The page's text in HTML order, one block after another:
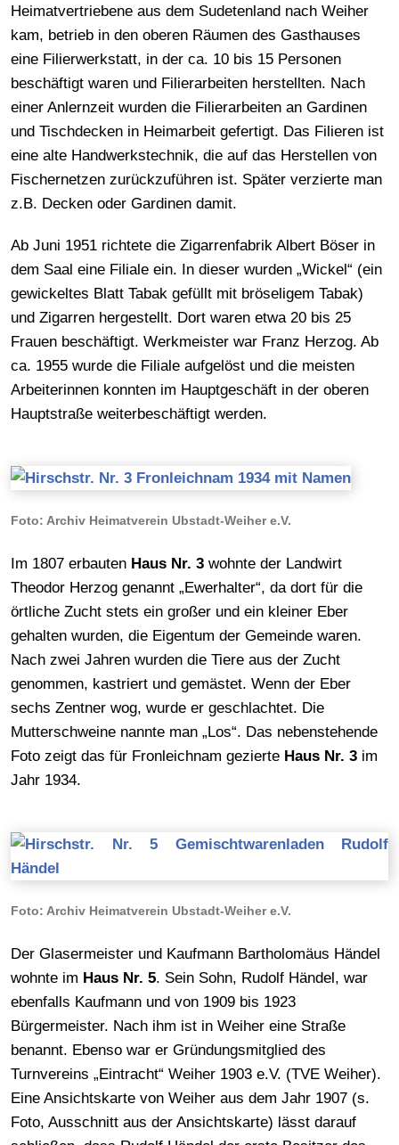
Heimatvertriebene aus dem Sudetenland nach Weiher
kam, betrieb in den oberen Räumen des Gasthauses
eine Filierwerkstatt, in der ca. 10 bis 15 Personen
beschäftigt waren und Filierarbeiten herstellten. Nach
einer Anlernzeit wurden die Filierarbeiten an Gardinen
und Tischdecken in Heimarbeit gefertigt. Das Filieren ist
eine alte Handwerkstechnik, die auf das Herstellen von
Fischernetzen zurückzuführen ist. Später verzierte man
z.B. Decken oder Gardinen damit.
Ab Juni 1951 richtete die Zigarrenfabrik Albert Böser in
dem Saal eine Filiale ein. In dieser wurden „Wickel“ (ein
gewickeltes Blatt Tabak gefüllt mit bröseligem Tabak)
und Zigarren hergestellt. Dort waren etwa 20 bis 25
Frauen beschäftigt. Werkmeister war Franz Herzog. Ab
ca. 1955 wurde die Filiale aufgelöst und die meisten
Arbeiterinnen konnten im Hauptgeschäft in der oberen
Hauptstraße weiterbeschäftigt werden.
Foto: Archiv Heimatverein Ubstadt-Weiher e.V.
Im 1807 erbauten Haus Nr. 3 wohnte der Landwirt
Theodor Herzog genannt „Ewerhalter“, da dort für die
örtliche Zucht stets ein großer und ein kleiner Eber
gehalten wurden, die Eigentum der Gemeinde waren.
Nach zwei Jahren wurden die Tiere aus der Zucht
genommen, kastriert und gemästet. Wenn der Eber
sechs Zentner wog, wurde er geschlachtet. Die
Mutterschweine nannte man „Los“. Das nebenstehende
Foto zeigt das für Fronleichnam gezierte Haus Nr. 3 im
Jahr 1934.
Foto: Archiv Heimatverein Ubstadt-Weiher e.V.
Der Glasermeister und Kaufmann Bartholomäus Händel
wohnte im Haus Nr. 5. Sein Sohn, Rudolf Händel, war
ebenfalls Kaufmann und von 1909 bis 1923
Bürgermeister. Nach ihm ist in Weiher eine Straße
benannt. Ebenso war er Gründungsmitglied des
Turnvereins „Eintracht“ Weiher 1903 e.V. (TVE Weiher).
Eine Ansichtskarte von Weiher aus dem Jahr 1907 (s.
Foto, Ausschnitt aus der Ansichtskarte) lässt darauf